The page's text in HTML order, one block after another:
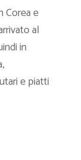
Corea e
al
in
e piatti